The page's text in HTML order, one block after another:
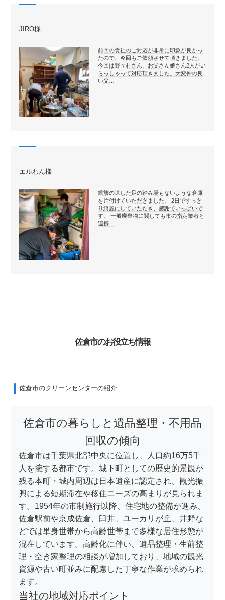
JIRO様
前回の貴社のご対応が非常に印象が良かっ
たので、今回もご依頼させて頂きました。
今回は野々村さん、お父さん娘さん2人がい
らっしゃって対応頂きました。大変仲の良
い父…
エルわん様
親族の遺した足の踏み場もないような倉庫
を片付けていただきました。 2日ですっき
り綺麗にしていただき、感謝でいっぱいで
す。 一般廃棄物に関しても市の指定業者と
連携…
佐倉市のお役立ち情報
佐倉市のクリーンセンターの紹介
佐倉市の暮らしと遺品整理・不用品
回収の傾向
佐倉市は千葉県北部中央に位置し、人口約16万5千
人を擁する都市です。城下町としての歴史的景観が
残る本町・城内周辺は日本遺産に認定され、観光振
興による短期滞在や移住ニーズの高まりが見られま
す。1954年の市制施行以降、住宅地の整備が進み、
佐倉駅前や京成佐倉、臼井、ユーカリが丘、井野な
どでは単身世帯から高齢世帯まで多様な居住形態が
混在しています。高齢化に伴い、遺品整理・生前整
理・空き家整理の相談が増加しており、地域の観光
資源や古い町並みに配慮した丁寧な作業が求められ
ます。
当社の地域対応ポイント